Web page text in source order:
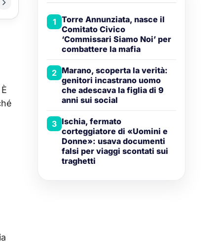
1 Torre Annunziata, nasce il
Comitato Civico
‘Commissari Siamo Noi’ per
combattere la mafia
2 Marano, scoperta la verità:
genitori incastrano uomo
che adescava la figlia di 9
anni sui social
3 Ischia, fermato
corteggiatore di «Uomini e
Donne»: usava documenti
falsi per viaggi scontati sui
traghetti